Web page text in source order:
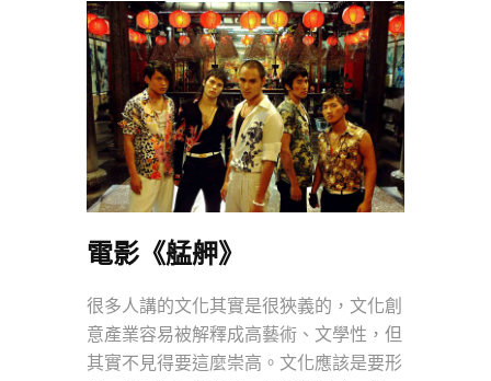
電影《艋舺》
很多人講的文化其實是很狹義的，文化創
意產業容易被解釋成高藝術、文學性，但
其實不見得要這麼崇高。文化應該是要形